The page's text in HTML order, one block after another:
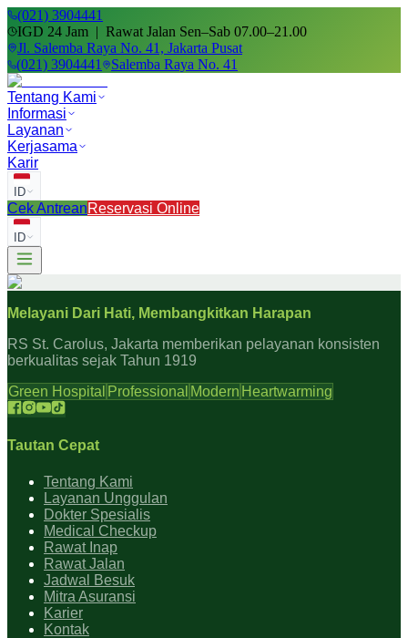
(021) 3904441
IGD 24 Jam | Rawat Jalan Sen–Sab 07.00–21.00
Jl. Salemba Raya No. 41, Jakarta Pusat
(021) 3904441
Salemba Raya No. 41
Tentang Kami
Informasi
Layanan
Kerjasama
Karir
ID
Cek AntreanReservasi Online
ID
Melayani Dari Hati, Membangkitkan Harapan
RS St. Carolus, Jakarta memberikan pelayanan konsisten
berkualitas sejak Tahun 1919
Green Hospital Professional Modern Heartwarming
Tautan Cepat
Tentang Kami
Layanan Unggulan
Dokter Spesialis
Medical Checkup
Rawat Inap
Rawat Jalan
Jadwal Besuk
Mitra Asuransi
Karier
Kontak